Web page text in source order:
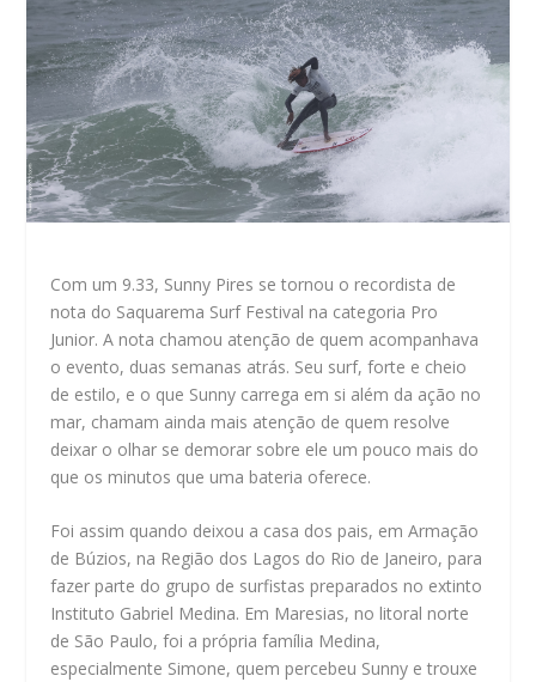
Com um 9.33, Sunny Pires se tornou o recordista de
nota do Saquarema Surf Festival na categoria Pro
Junior. A nota chamou atenção de quem acompanhava
o evento, duas semanas atrás. Seu surf, forte e cheio
de estilo, e o que Sunny carrega em si além da ação no
mar, chamam ainda mais atenção de quem resolve
deixar o olhar se demorar sobre ele um pouco mais do
que os minutos que uma bateria oferece.
Foi assim quando deixou a casa dos pais, em Armação
de Búzios, na Região dos Lagos do Rio de Janeiro, para
fazer parte do grupo de surfistas preparados no extinto
Instituto Gabriel Medina. Em Maresias, no litoral norte
de São Paulo, foi a própria família Medina,
especialmente Simone, quem percebeu Sunny e trouxe